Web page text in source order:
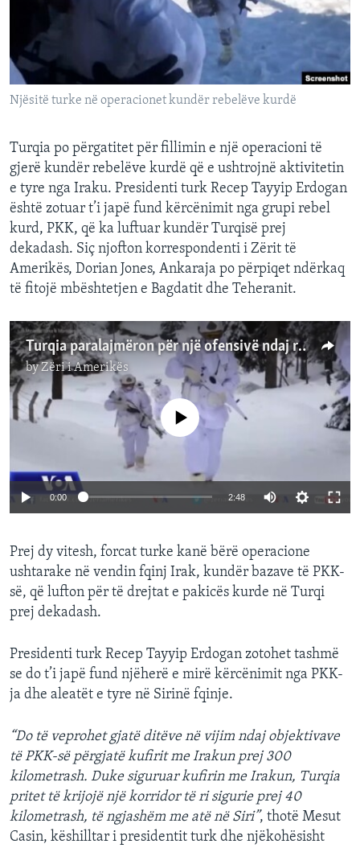
INTERVISTA
DITARI
Njësitë turke në operacionet kundër rebelëve kurdë
Turqia po përgatitet për fillimin e një operacioni të
gjerë kundër rebelëve kurdë që e ushtrojnë aktivitetin
e tyre nga Iraku. Presidenti turk Recep Tayyip Erdogan
është zotuar t’i japë fund kërcënimit nga grupi rebel
kurd, PKK, që ka luftuar kundër Turqisë prej
dekadash. Siç njofton korrespondenti i Zërit të
Amerikës, Dorian Jones, Ankaraja po përpiqet ndërkaq
të fitojë mbështetjen e Bagdatit dhe Teheranit.
Turqia paralajmëron për një ofensivë ndaj rebelëve kurdë në Irak
byZëri i Amerikës
No media source currently available
0:00 2:48
Prej dy vitesh, forcat turke kanë bërë operacione
ushtarake në vendin fqinj Irak, kundër bazave të PKK-
së, që lufton për të drejtat e pakicës kurde në Turqi
prej dekadash.
Presidenti turk Recep Tayyip Erdogan zotohet tashmë
se do t’i japë fund njëherë e mirë kërcënimit nga PKK-
ja dhe aleatët e tyre në Sirinë fqinje.
“Do të veprohet gjatë ditëve në vijim ndaj objektivave
të PKK-së përgjatë kufirit me Irakun prej 300
kilometrash. Duke siguruar kufirin me Irakun, Turqia
pritet të krijojë një korridor të ri sigurie prej 40
kilometrash, të ngjashëm me atë në Siri”, thotë Mesut
Casin, këshilltar i presidentit turk dhe njëkohësisht